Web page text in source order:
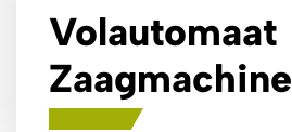
Volautomaat
Zaagmachine